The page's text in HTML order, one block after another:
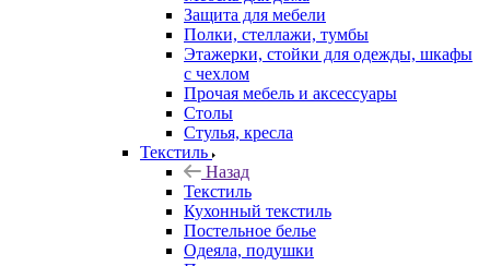
Защита для мебели
Полки, стеллажи, тумбы
Этажерки, стойки для одежды, шкафы
с чехлом
Прочая мебель и аксессуары
Столы
Стулья, кресла
Текстиль
Назад
Текстиль
Кухонный текстиль
Постельное белье
Одеяла, подушки